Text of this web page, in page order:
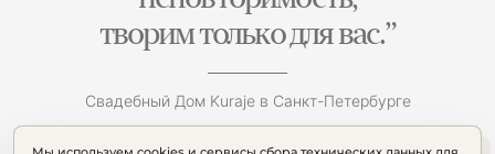
творим только для вас.”
Свадебный Дом Kuraje в Санкт-Петербурге